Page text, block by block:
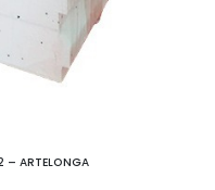
– ARTELONGA